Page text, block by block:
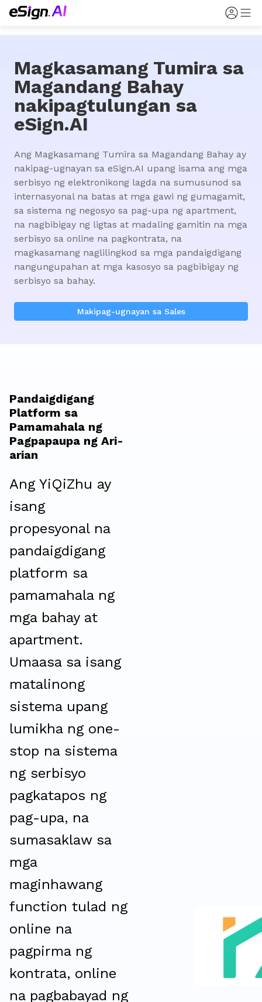
Magkasamang Tumira sa
Magandang Bahay
nakipagtulungan sa
eSign.AI
Ang Magkasamang Tumira sa Magandang Bahay ay
nakipag-ugnayan sa eSign.AI upang isama ang mga
serbisyo ng elektronikong lagda na sumusunod sa
internasyonal na batas at mga gawi ng gumagamit,
sa sistema ng negosyo sa pag-upa ng apartment,
na nagbibigay ng ligtas at madaling gamitin na mga
serbisyo sa online na pagkontrata, na
magkasamang naglilingkod sa mga pandaigdigang
nangungupahan at mga kasosyo sa pagbibigay ng
serbisyo sa bahay.
Makipag-ugnayan sa Sales
Pandaigdigang
Platform sa
Pamamahala ng
Pagpapaupa ng Ari-
arian
Ang YiQiZhu ay
isang
propesyonal na
pandaigdigang
platform sa
pamamahala ng
mga bahay at
apartment.
Umaasa sa isang
matalinong
sistema upang
lumikha ng one-
stop na sistema
ng serbisyo
pagkatapos ng
pag-upa, na
sumasaklaw sa
mga
maginhawang
function tulad ng
online na
pagpirma ng
kontrata, online
na pagbabayad ng